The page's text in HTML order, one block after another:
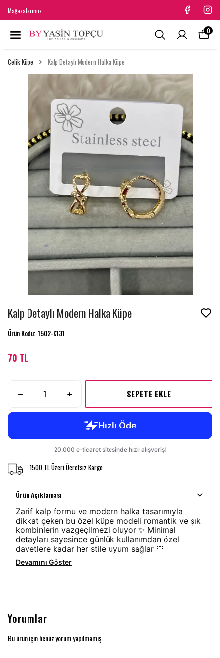
Mağazalarımız
0
Çelik Küpe Kalp Detaylı Modern Halka Küpe
Kalp Detaylı Modern Halka Küpe
Ürün Kodu: 1502-K131
70 TL
SEPETE EKLE
1500 TL Üzeri Ücretsiz Kargo
Ürün Açıklaması
Zarif kalp formu ve modern halka tasarımıyla
dikkat çeken bu özel küpe modeli romantik ve şık
kombinlerin vazgeçilmezi oluyor ✨ Minimal
detayları sayesinde günlük kullanımdan özel
davetlere kadar her stile uyum sağlar 🤍
Devamını Göster
Yorumlar
Bu ürün için henüz yorum yapılmamış.